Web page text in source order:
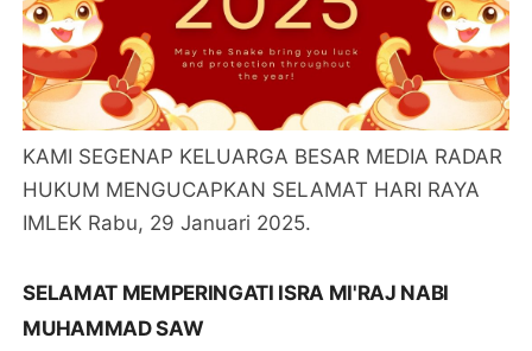
KAMI SEGENAP KELUARGA BESAR MEDIA RADAR
HUKUM MENGUCAPKAN SELAMAT HARI RAYA
IMLEK Rabu, 29 Januari 2025.
SELAMAT MEMPERINGATI ISRA MI'RAJ NABI
MUHAMMAD SAW